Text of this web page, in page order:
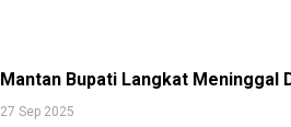
Mantan Bupati Langkat Meninggal
27 Sep 2025